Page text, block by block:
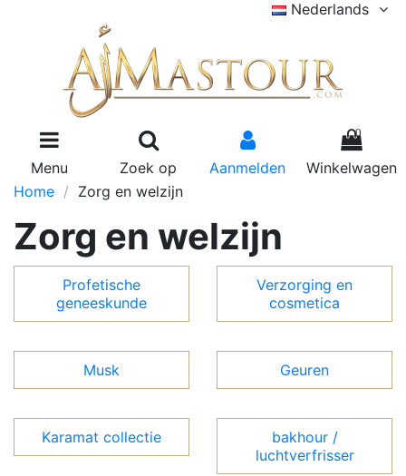
Nederlands
Menu Zoek op Aanmelden
0
Winkelwagen
Home
Zorg en welzijn
Zorg en welzijn
Profetische
geneeskunde
Verzorging en
cosmetica
Musk Geuren
Karamat collectie
bakhour /
luchtverfrisser